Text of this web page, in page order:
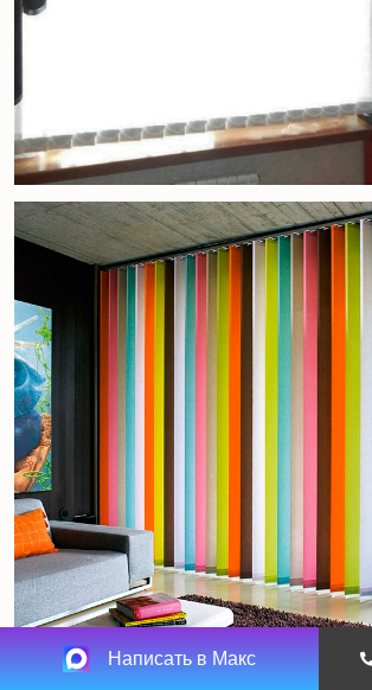
Написать в Макс